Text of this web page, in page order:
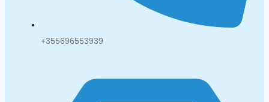
+355696553939